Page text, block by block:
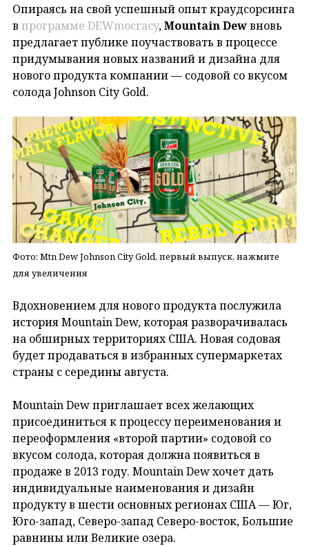
Опираясь на свой успешный опыт краудсорсинга
в программе DEWmocracy,MountainDewвновь
предлагает публике поучаствовать в процессе
придумывания новых названий и дизайна для
нового продукта компании — содовой со вкусом
солода Johnson City Gold.
Фото: Mtn Dew Johnson City Gold, первый выпуск, нажмите
для увеличения
Вдохновением для нового продукта послужила
история Mountain Dew, которая разворачивалась
на обширных территориях США. Новая содовая
будет продаваться в избранных супермаркетах
страны с середины августа.
Mountain Dew приглашает всех желающих
присоединиться к процессу переименования и
переоформления «второй партии» содовой со
вкусом солода, которая должна появиться в
продаже в 2013 году. Mountain Dew хочет дать
индивидуальные наименования и дизайн
продукту в шести основных регионах США — Юг,
Юго-запад, Северо-запад Северо-восток, Большие
равнины или Великие озера.